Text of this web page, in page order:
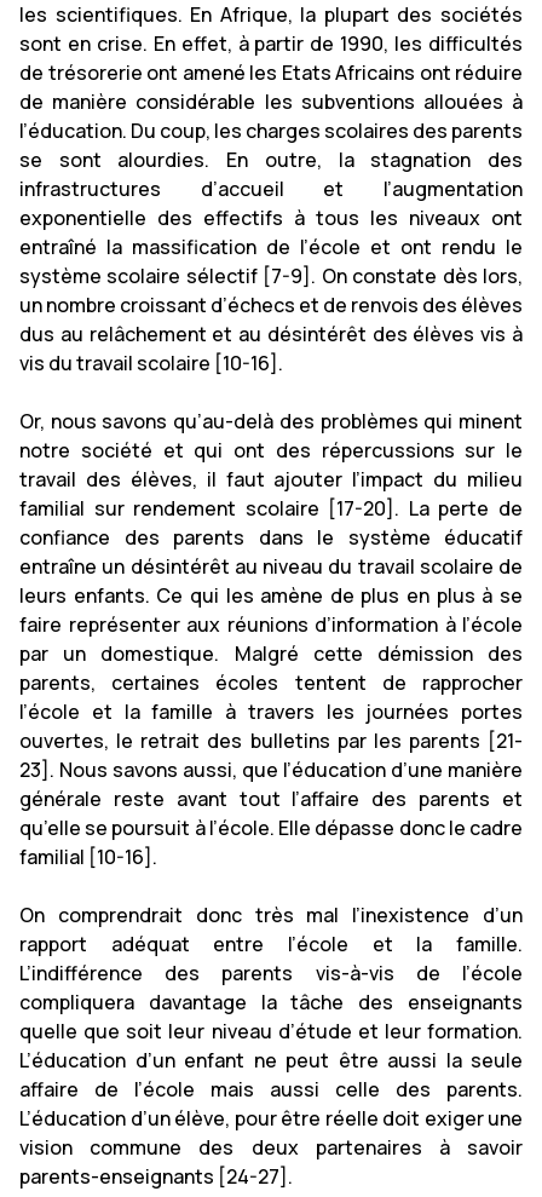
les scientifiques. En Afrique, la plupart des sociétés
sont en crise. En effet, à partir de 1990, les difficultés
de trésorerie ont amené les Etats Africains ont réduire
de manière considérable les subventions allouées à
l’éducation. Du coup, les charges scolaires des parents
se sont alourdies. En outre, la stagnation des
infrastructures d’accueil et l’augmentation
exponentielle des effectifs à tous les niveaux ont
entraîné la massification de l’école et ont rendu le
système scolaire sélectif [7-9]. On constate dès lors,
un nombre croissant d’échecs et de renvois des élèves
dus au relâchement et au désintérêt des élèves vis à
vis du travail scolaire [10-16].
Or, nous savons qu’au-delà des problèmes qui minent
notre société et qui ont des répercussions sur le
travail des élèves, il faut ajouter l’impact du milieu
familial sur rendement scolaire [17-20]. La perte de
confiance des parents dans le système éducatif
entraîne un désintérêt au niveau du travail scolaire de
leurs enfants. Ce qui les amène de plus en plus à se
faire représenter aux réunions d’information à l’école
par un domestique. Malgré cette démission des
parents, certaines écoles tentent de rapprocher
l’école et la famille à travers les journées portes
ouvertes, le retrait des bulletins par les parents [21-
23]. Nous savons aussi, que l’éducation d’une manière
générale reste avant tout l’affaire des parents et
qu’elle se poursuit à l’école. Elle dépasse donc le cadre
familial [10-16].
On comprendrait donc très mal l’inexistence d’un
rapport adéquat entre l’école et la famille.
L’indifférence des parents vis-à-vis de l’école
compliquera davantage la tâche des enseignants
quelle que soit leur niveau d’étude et leur formation.
L’éducation d’un enfant ne peut être aussi la seule
affaire de l’école mais aussi celle des parents.
L’éducation d’un élève, pour être réelle doit exiger une
vision commune des deux partenaires à savoir
parents-enseignants [24-27].